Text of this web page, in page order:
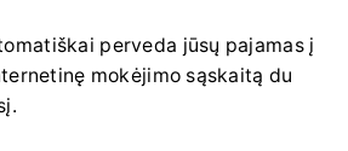
perveda jūsų pajamas į
mokėjimo sąskaitą du